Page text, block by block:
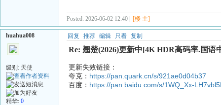
Posted: 2026-06-02 12:40 | [楼 主]
huahua008
级别: 天使
精华: 0
回复 推荐 编辑 只看 复制
Re: 翘楚(2026)更新中[4K HDR高码率.国语
更新失效链接：
夸克： https://pan.quark.cn/s/921ae0d04b37
百度： https://pan.baidu.com/s/1WQ_Xx-